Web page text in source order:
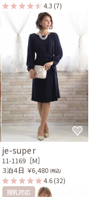
4.3 (7)
je-super
11-1169［M］
３泊４日 ￥6,480 (税込)
4.6(32)
授乳対応